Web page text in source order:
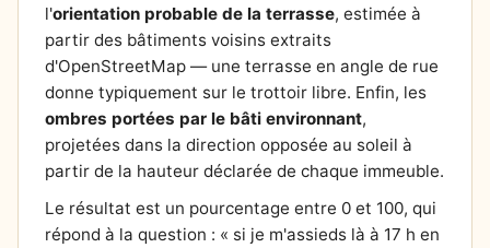
l'orientation probable de la terrasse, estimée à
partir des bâtiments voisins extraits
d'OpenStreetMap — une terrasse en angle de rue
donne typiquement sur le trottoir libre. Enfin, les
ombres portées par le bâti environnant,
projetées dans la direction opposée au soleil à
partir de la hauteur déclarée de chaque immeuble.
Le résultat est un pourcentage entre 0 et 100, qui
répond à la question : « si je m'assieds là à 17 h en